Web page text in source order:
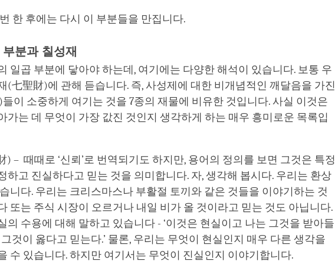
한 후에는 다시 이 부분들을 만집니다.
분과 칠성재
일곱 부분에 닿아야 하는데, 여기에는 다양한 해석이 있습니다. 보통 우
(七聖財)에 관해 듣습니다. 즉, 사성제에 대한 비개념적인 깨달음을 가진
이 소중하게 여기는 것을 7종의 재물에 비유한 것입니다. 사실 이것은
가는 데 무엇이 가장 값진 것인지 생각하게 하는 매우 흥미로운 목록입
) – 때때로 ‘신뢰’로 번역되기도 하지만, 용어의 정의를 보면 그것은 특정
하고 진실하다고 믿는 것을 의미합니다. 자, 생각해 봅시다. 우리는 환상
니다. 우리는 크리스마스나 부활절 토끼와 같은 것들을 이야기하는 것
또는 주식 시장이 오르거나 내일 비가 올 것이라고 믿는 것도 아닙니다.
의 수용에 대해 말하고 있습니다 - ‘이것은 현실이고 나는 그것을 받아들
것이 옳다고 믿는다.’ 물론, 우리는 무엇이 현실인지 매우 다른 생각을
수 있습니다. 하지만 여기서는 무엇이 진실인지 이야기합니다.